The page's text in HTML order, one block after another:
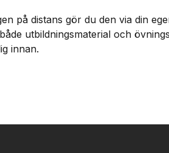
på distans gör du den via din
utbildningsmaterial och
innan.